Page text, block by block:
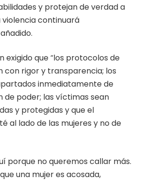
y protejan de verdad a
continuará
exigido que “los protocolos de
con rigor y transparencia; los
inmediatamente de
de poder; las víctimas sean
y protegidas y que el
al lado de las mujeres y no de
porque no queremos callar más.
una mujer es acosada,